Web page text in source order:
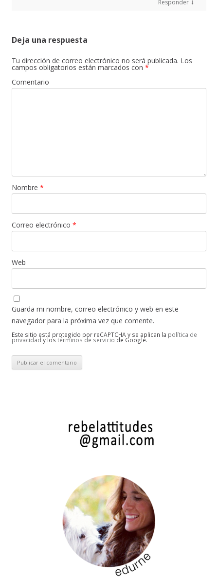
Responder
Deja una respuesta
Tu dirección de correo electrónico no será publicada. Los
campos obligatorios están marcados con *
Comentario
Nombre *
Correo electrónico *
Web
Guarda mi nombre, correo electrónico y web en este
navegador para la próxima vez que comente.
Este sitio está protegido por reCAPTCHA y se aplican la política de
privacidad y los términos de servicio de Google.